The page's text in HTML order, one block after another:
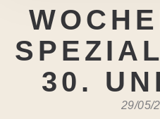
30.
29/05/